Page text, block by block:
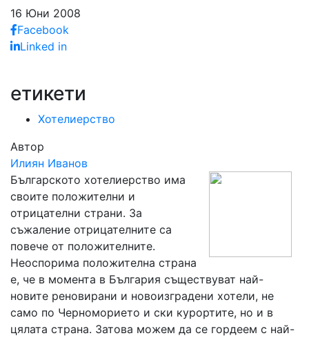
16 Юни 2008
Facebook
Linked in
етикети
Хотелиерство
Автор
Илиян Иванов
Българското хотелиерство има
своите положителни и
отрицателни страни. За
съжаление отрицателните са
повече от положителните.
Неоспорима положителна страна
е, че в момента в България съществуват най-
новите реновирани и новоизградени хотели, не
само по Черноморието и ски курортите, но и в
цялата страна. Затова можем да се гордеем с най-